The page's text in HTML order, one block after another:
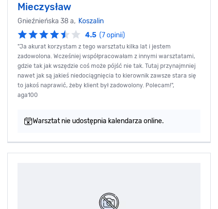
Mieczysław
Gnieźnieńska 38 a, Koszalin
4.5 (7 opinii)
"Ja akurat korzystam z tego warsztatu kilka lat i jestem
zadowolona. Wcześniej współpracowałam z innymi warsztatami,
gdzie tak jak wszędzie coś może pójść nie tak. Tutaj przynajmniej
nawet jak są jakieś niedociągnięcia to kierownik zawsze stara się
to jakoś naprawić, żeby klient był zadowolony. Polecam!",
aga100
Warsztat nie udostępnia kalendarza online.